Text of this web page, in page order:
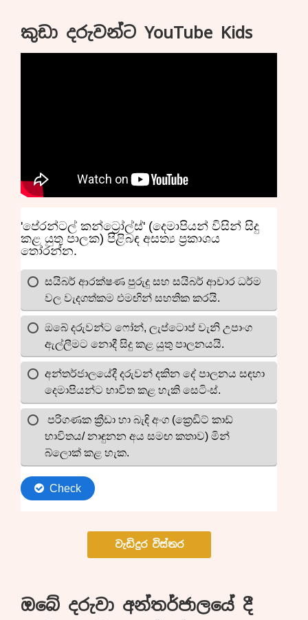
කුඩා දරුවන්ට YouTube Kids
වැඩිදුර විස්තර
ඔබේ දරුවා අන්තර්ජාලයේ දී